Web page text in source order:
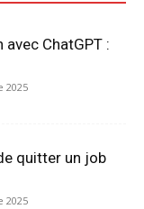
ChatGPT :
2025
quitter un job
2025